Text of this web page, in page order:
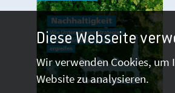
Diese Webseite
Wir verwenden Cookies,
Website zu analysieren.